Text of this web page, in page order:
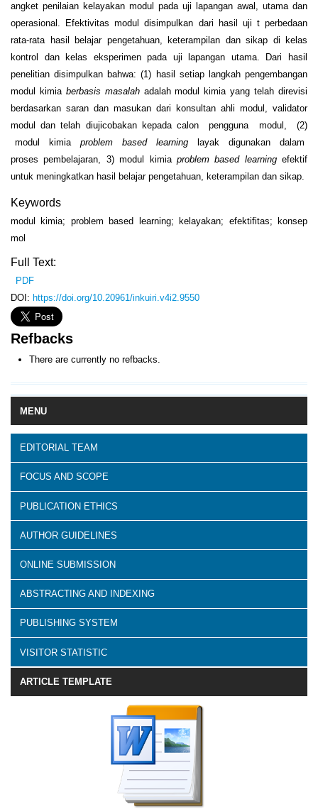
MENU
EDITORIAL TEAM
FOCUS AND SCOPE
PUBLICATION ETHICS
AUTHOR GUIDELINES
ONLINE SUBMISSION
ABSTRACTING AND INDEXING
PUBLISHING SYSTEM
VISITOR STATISTIC
ARTICLE TEMPLATE
angket penilaian kelayakan modul pada uji lapangan awal, utama dan
operasional. Efektivitas modul disimpulkan dari hasil uji t perbedaan
rata-rata hasil belajar pengetahuan, keterampilan dan sikap di kelas
kontrol dan kelas eksperimen pada uji lapangan utama. Dari hasil
penelitian disimpulkan bahwa: (1) hasil setiap langkah pengembangan
modul kimia berbasis masalah adalah modul kimia yang telah direvisi
berdasarkan saran dan masukan dari konsultan ahli modul, validator
modul dan telah diujicobakan kepada calon pengguna modul, (2)
modul kimiaproblem based learning
layak digunakan dalam
proses pembelajaran, 3) modul kimia problem based learning efektif
untuk meningkatkan hasil belajar pengetahuan, keterampilan dan sikap.
Keywords
modul kimia; problem based learning; kelayakan; efektifitas; konsep
mol
Full Text:
PDF
DOI: https://doi.org/10.20961/inkuiri.v4i2.9550
Refbacks
There are currently no refbacks.